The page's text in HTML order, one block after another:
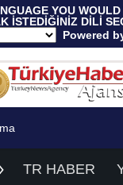
YOU
İSTEDİĞİNİZ DİLİ
Powered
TR HABER